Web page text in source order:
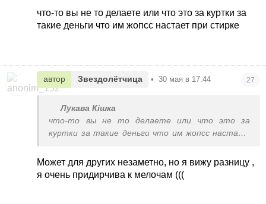
что-то вы не то делаете или что это за куртки за
такие деньги что им жопсс настает при стирке
автор Звездолётчица • 30 мая в 17:44 27
Лукава Кішка
что-то вы не то делаете или что это за
куртки за такие деньги что им жопсс настает
Может для других незаметно, но я вижу разницу ,
я очень придирчива к мелочам (((